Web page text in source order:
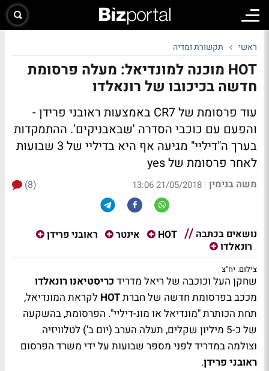
ראשי תקשורת ומדיה
HOT מוכנה למונדיאל: מעלה פרסומת
חדשה בכיכובו של רונאלדו
עוד פרסומת של CR7 באמצעות ראובני פרידן -
והפעם עם כוכבי הסדרה 'שבאבניקים'. ההתמקדות
בערך ה"דיליי" מגיעה אף היא בדיליי של 3 שבועות
לאחר פרסומת של yes
משה בנימין |
21/05/2018 13:06
(8)
נושאים בכתבה HOT אינטר
ראובני פרידן
רונאלדו
צילום: יח"צ
שחקן העל וכוכבה של ריאל מדריד כריסטיאנו רונאלדו
מככב בפרסומת חדשה של חברתHOT לקראת המונדיאל,
תחת הכותרת "מונדיאל או מונ-דיליי". הפרסומת, בהשקעה
של כ-5 מיליון שקלים, תעלה הערב (יום ב') לטלוויזיה
וצולמה במדריד לפני מספר שבועות על ידי משרד הפרסום
ראובני פרידן.